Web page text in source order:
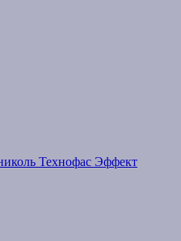
Технофас Эффект